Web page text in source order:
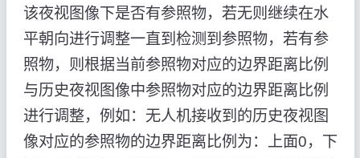
该夜视图像下是否有参照物，若无则继续在水
平朝向进行调整一直到检测到参照物，若有参
照物，则根据当前参照物对应的边界距离比例
与历史夜视图像中参照物对应的边界距离比例
进行调整，例如：无人机接收到的历史夜视图
像对应的参照物的边界距离比例为：上面0，下